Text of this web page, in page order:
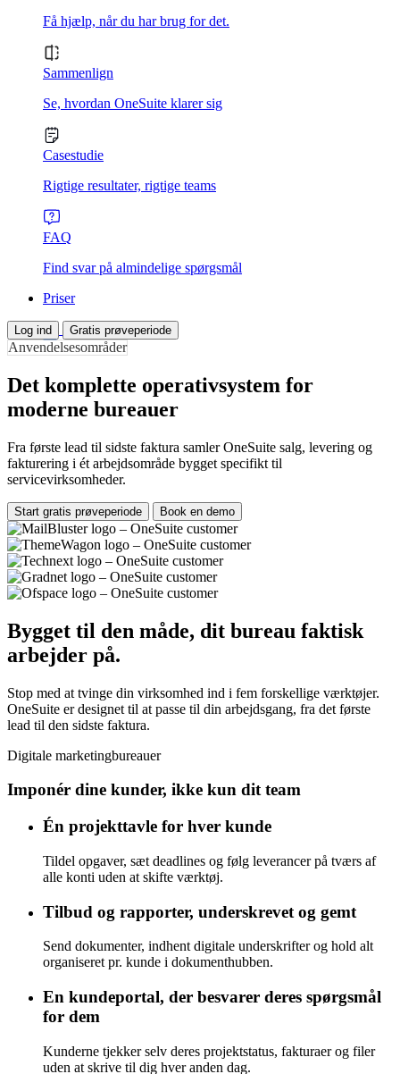
Få hjælp, når du har brug for det.
Sammenlign
Se, hvordan OneSuite klarer sig
Casestudie
Rigtige resultater, rigtige teams
FAQ
Find svar på almindelige spørgsmål
Priser
Log ind Gratis prøveperiode
Anvendelsesområder
Det komplette operativsystem for
moderne bureauer
Fra første lead til sidste faktura samler OneSuite salg, levering og
fakturering i ét arbejdsområde bygget specifikt til
servicevirksomheder.
Start gratis prøveperiode Book en demo
Bygget til den måde, dit bureau faktisk
arbejder på.
Stop med at tvinge din virksomhed ind i fem forskellige værktøjer.
OneSuite er designet til at passe til din arbejdsgang, fra det første
lead til den sidste faktura.
Digitale marketingbureauer
Imponér dine kunder, ikke kun dit team
Én projekttavle for hver kunde
Tildel opgaver, sæt deadlines og følg leverancer på tværs af
alle konti uden at skifte værktøj.
Tilbud og rapporter, underskrevet og gemt
Send dokumenter, indhent digitale underskrifter og hold alt
organiseret pr. kunde i dokumenthubben.
En kundeportal, der besvarer deres spørgsmål
for dem
Kunderne tjekker selv deres projektstatus, fakturaer og filer
uden at skrive til dig hver anden dag.